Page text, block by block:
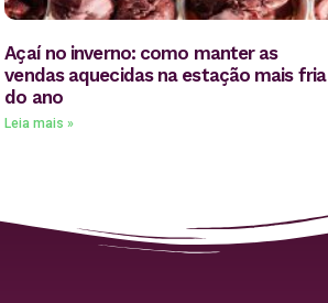
Açaí no inverno: como manter as
vendas aquecidas na estação mais fria
do ano
Leia mais »